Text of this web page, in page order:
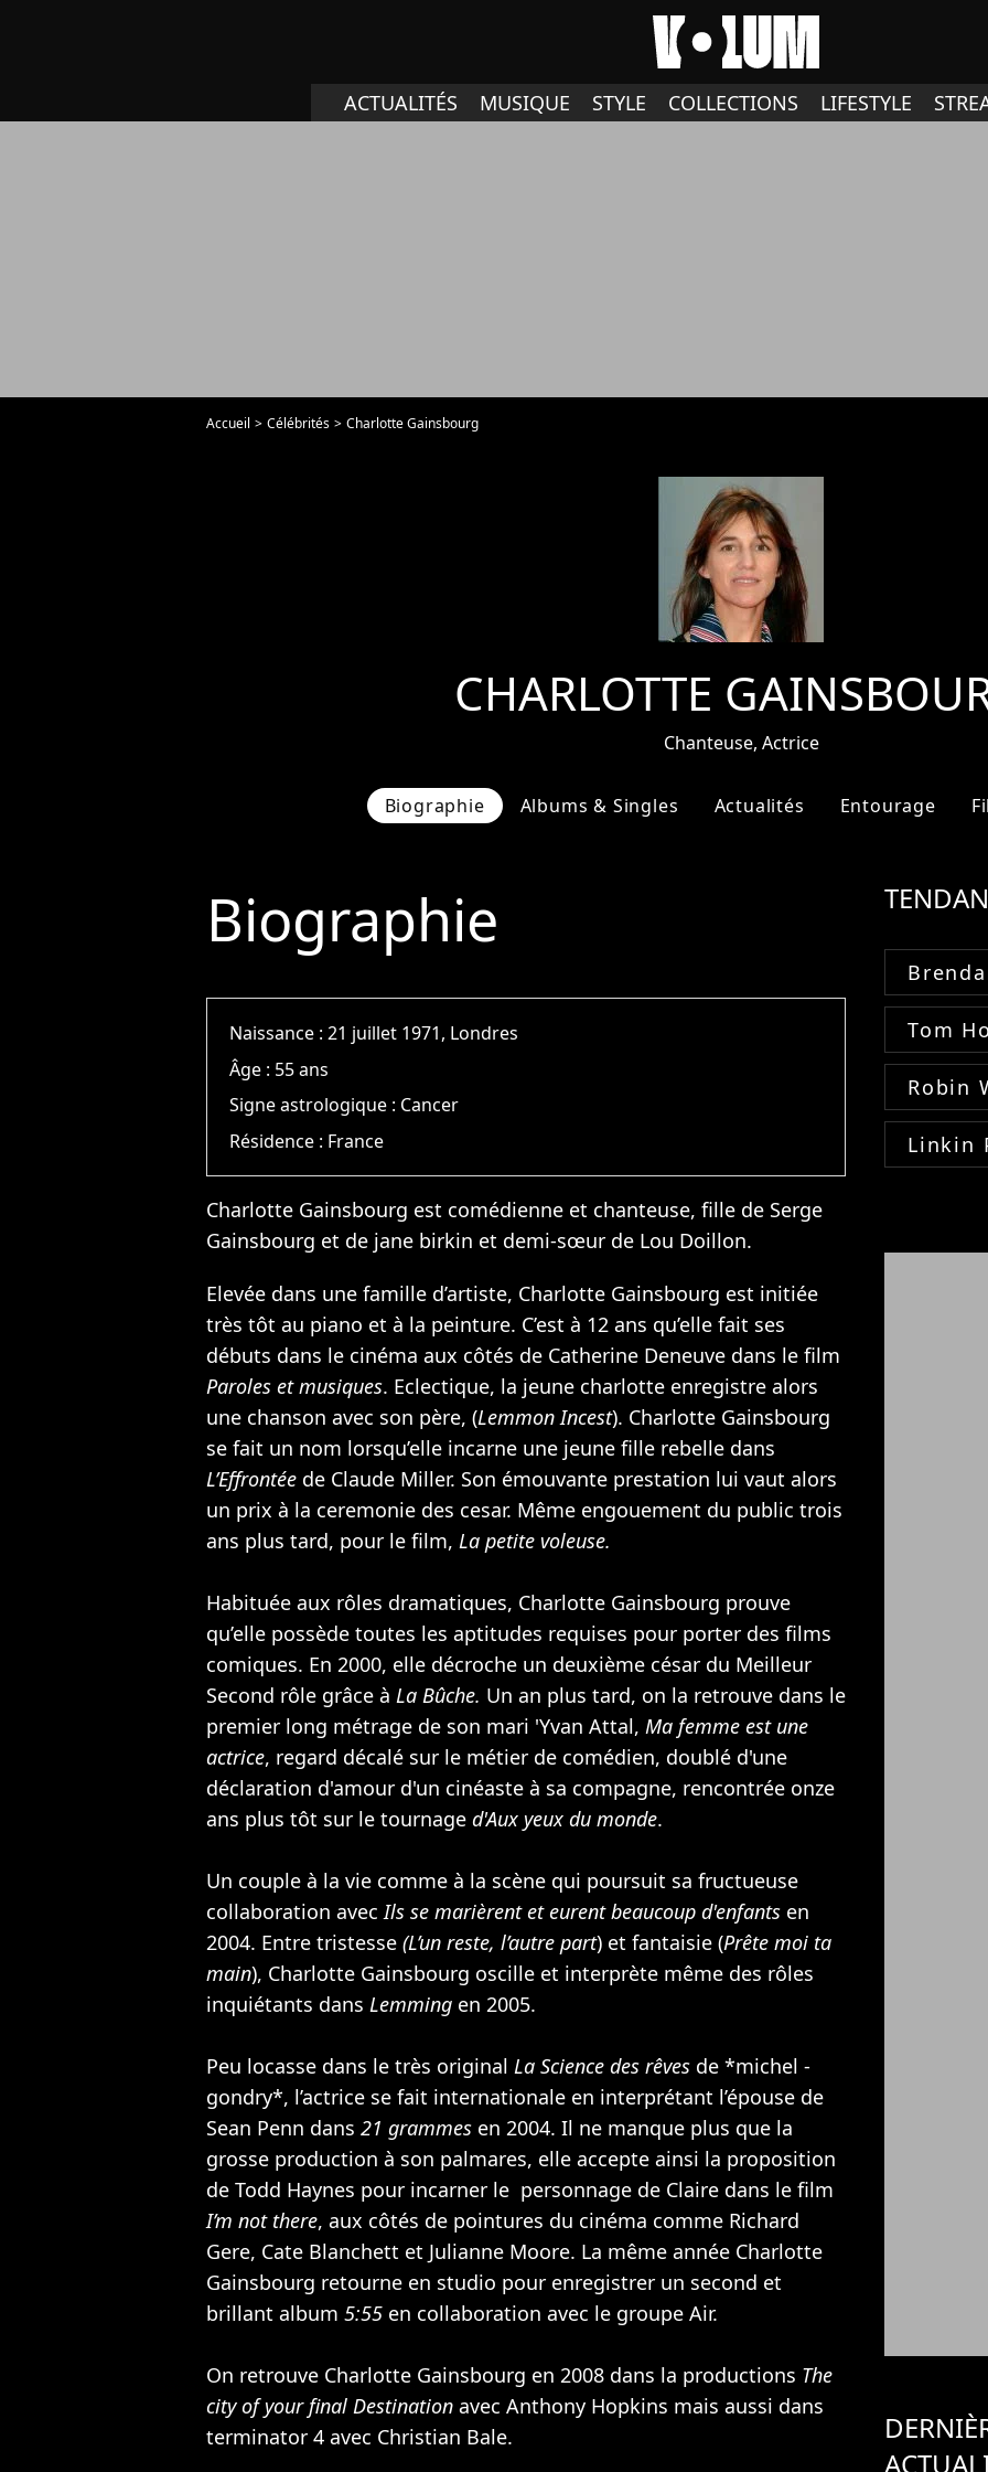
ACTUALITÉS MUSIQUE STYLE COLLECTIONS LIFESTYLE
Accueil Célébrités Charlotte Gainsbourg
CHARLOTTE
Chanteuse, Actrice
Biographie Albums & Singles Actualités Entourage
Biographie
Naissance :21 juillet 1971, Londres
Âge : 55 ans
Signe astrologique : Cancer
Résidence : France
Charlotte Gainsbourg est comédienne et chanteuse, fille de Serge
Gainsbourg et de jane birkin et demi-sœur de Lou Doillon.
Elevée dans une famille d’artiste, Charlotte Gainsbourg est initiée
très tôt au piano et à la peinture. C’est à 12 ans qu’elle fait ses
débuts dans le cinéma aux côtés de Catherine Deneuve dans le film
Paroles et musiques. Eclectique, la jeune charlotte enregistre alors
une chanson avec son père, (Lemmon Incest). Charlotte Gainsbourg
se fait un nom lorsqu’elle incarne une jeune fille rebelle dans
L’Effrontée de Claude Miller. Son émouvante prestation lui vaut alors
un prix à la ceremonie des cesar. Même engouement du public trois
ans plus tard, pour le film, La petite voleuse.
Habituée aux rôles dramatiques, Charlotte Gainsbourg prouve
qu’elle possède toutes les aptitudes requises pour porter des films
comiques. En 2000, elle décroche un deuxième césar du Meilleur
Second rôle grâce à La Bûche. Un an plus tard, on la retrouve dans le
premier long métrage de son mari 'Yvan Attal, Ma femme est une
actrice, regard décalé sur le métier de comédien, doublé d'une
déclaration d'amour d'un cinéaste à sa compagne, rencontrée onze
ans plus tôt sur le tournage d'Aux yeux du monde.
Un couple à la vie comme à la scène qui poursuit sa fructueuse
collaboration avecIls se marièrent et eurent beaucoup d'enfants en
2004. Entre tristesse (L’un reste, l’autre part) et fantaisie (Prête moi ta
main), Charlotte Gainsbourg oscille et interprète même des rôles
inquiétants dans Lemming en 2005.
Peu locasse dans le très original La Science des rêves de *michel -
gondry*, l’actrice se fait internationale en interprétant l’épouse de
Sean Penn dans 21 grammes en 2004. Il ne manque plus que la
grosse production à son palmares, elle accepte ainsi la proposition
de Todd Haynes pour incarner le personnage de Claire dans le film
I’m not there, aux côtés de pointures du cinéma comme Richard
Gere, Cate Blanchett et Julianne Moore. La même année Charlotte
Gainsbourg retourne en studio pour enregistrer un second et
brillant album 5:55 en collaboration avec le groupe Air.
On retrouve Charlotte Gainsbourg en 2008 dans la productions The
city of your final Destination avec Anthony Hopkins mais aussi dans
terminator 4 avec Christian Bale.
Tom
Robin
Linkin